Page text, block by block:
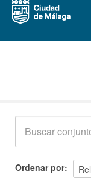
Ordenar por